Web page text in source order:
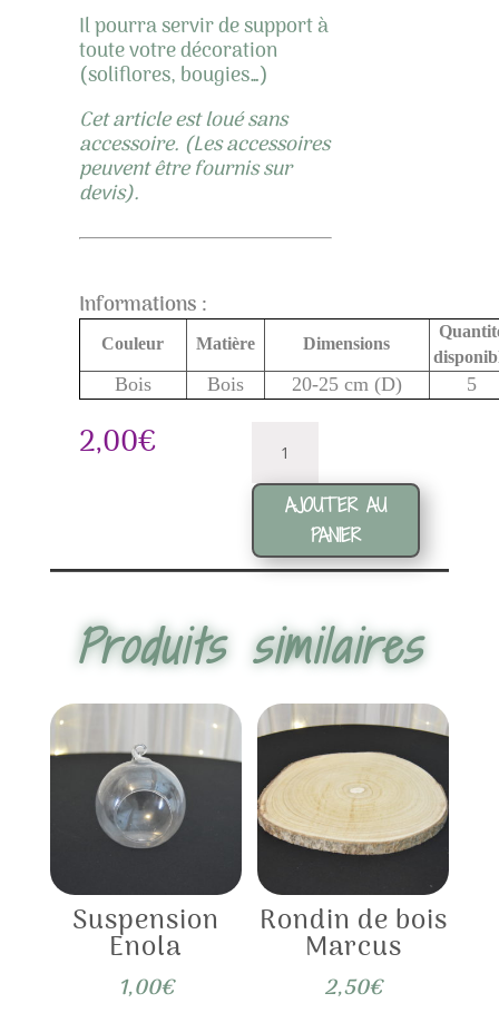
Il pourra servir de support à
toute votre décoration
(soliflores, bougies…)
Cet article est loué sans
accessoire. (Les accessoires
peuvent être fournis sur
devis).
Informations :
Couleur Matière Dimensions
Bois Bois 20-25 cm (D) 5
2,00€
Rondin
Andrea
AJOUTER AU
PANIER
Produits similaires
Suspension
Enola
1,00€
Rondin de bois
Marcus
2,50€